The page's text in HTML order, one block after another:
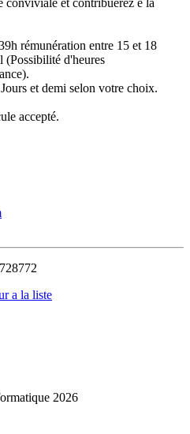
rémunération entre 15 et 18
(Possibilité d'heures
et demi selon votre choix.
accepté.
a la liste
2026